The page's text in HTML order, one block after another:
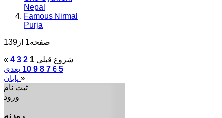
Nepal
Famous Nirmal
Purja
صفحه1 از139
« شروع قبلی 1
2
3
4
5
6
7
8
9
10 بعدی
»
ثبت نام
ورود